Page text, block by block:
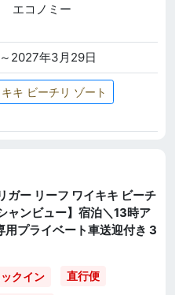
エコノミー
2027年3月29日
キ ビーチリ ゾート
ー リーフ ワイキキ ビーチ
ャンビュー】宿泊＼13時ア
プライベート車送迎付き 3
クイン 直行便